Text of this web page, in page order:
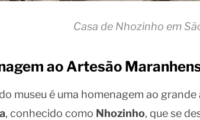
Casa de Nhozinho em
ao Artesão
museu é uma homenagem ao
, conhecido como Nhozinho, que se